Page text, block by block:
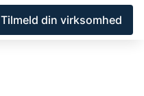
Tilmeld din virksomhed